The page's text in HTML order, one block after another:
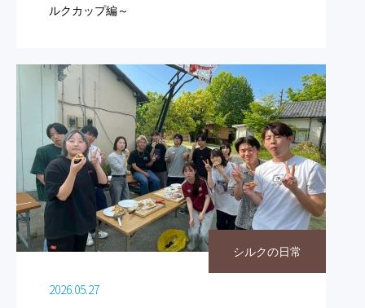
ルクカップ編～
シルクの日常
2026.05.27